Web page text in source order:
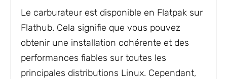
Le carburateur est disponible en Flatpak sur
Flathub. Cela signifie que vous pouvez
obtenir une installation cohérente et des
performances fiables sur toutes les
principales distributions Linux. Cependant,